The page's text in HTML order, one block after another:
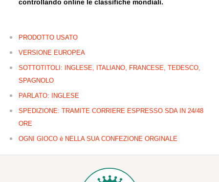
controllando online le classifiche mondiali.
PRODOTTO USATO
VERSIONE EUROPEA
SOTTOTITOLI: INGLESE, ITALIANO, FRANCESE, TEDESCO,
SPAGNOLO
PARLATO: INGLESE
SPEDIZIONE: TRAMITE CORRIERE ESPRESSO SDA IN 24/48
ORE
OGNI GIOCO è NELLA SUA CONFEZIONE ORGINALE